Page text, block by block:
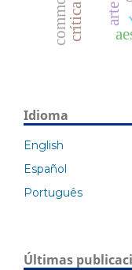
arte
Idioma
English
Español
Português
Últimas